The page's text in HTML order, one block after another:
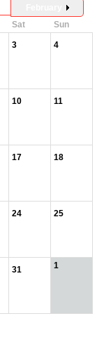
Sat
Sun
3 4
10 11
17 18
24 25
31 1